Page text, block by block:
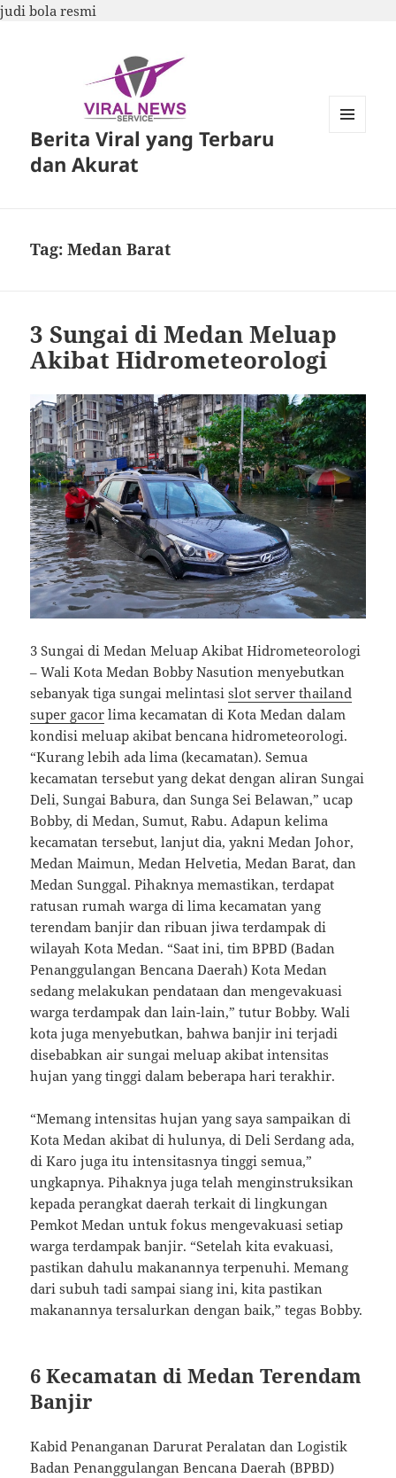
judi bola resmi
Berita Viral yang Terbaru
dan Akurat
Tag:Medan Barat
3 Sungai di Medan Meluap
Akibat Hidrometeorologi
3 Sungai di Medan Meluap Akibat Hidrometeorologi
– Wali Kota Medan Bobby Nasution menyebutkan
sebanyak tiga sungai melintasislot server thailand
super gacor lima kecamatan di Kota Medan dalam
kondisi meluap akibat bencana hidrometeorologi.
“Kurang lebih ada lima (kecamatan). Semua
kecamatan tersebut yang dekat dengan aliran Sungai
Deli, Sungai Babura, dan Sunga Sei Belawan,” ucap
Bobby, di Medan, Sumut, Rabu. Adapun kelima
kecamatan tersebut, lanjut dia, yakni Medan Johor,
Medan Maimun, Medan Helvetia, Medan Barat, dan
Medan Sunggal. Pihaknya memastikan, terdapat
ratusan rumah warga di lima kecamatan yang
terendam banjir dan ribuan jiwa terdampak di
wilayah Kota Medan. “Saat ini, tim BPBD (Badan
Penanggulangan Bencana Daerah) Kota Medan
sedang melakukan pendataan dan mengevakuasi
warga terdampak dan lain-lain,” tutur Bobby. Wali
kota juga menyebutkan, bahwa banjir ini terjadi
disebabkan air sungai meluap akibat intensitas
hujan yang tinggi dalam beberapa hari terakhir.
“Memang intensitas hujan yang saya sampaikan di
Kota Medan akibat di hulunya, di Deli Serdang ada,
di Karo juga itu intensitasnya tinggi semua,”
ungkapnya. Pihaknya juga telah menginstruksikan
kepada perangkat daerah terkait di lingkungan
Pemkot Medan untuk fokus mengevakuasi setiap
warga terdampak banjir. “Setelah kita evakuasi,
pastikan dahulu makanannya terpenuhi. Memang
dari subuh tadi sampai siang ini, kita pastikan
makanannya tersalurkan dengan baik,” tegas Bobby.
6 Kecamatan di Medan Terendam
Banjir
Kabid Penanganan Darurat Peralatan dan Logistik
Badan Penanggulangan Bencana Daerah (BPBD)